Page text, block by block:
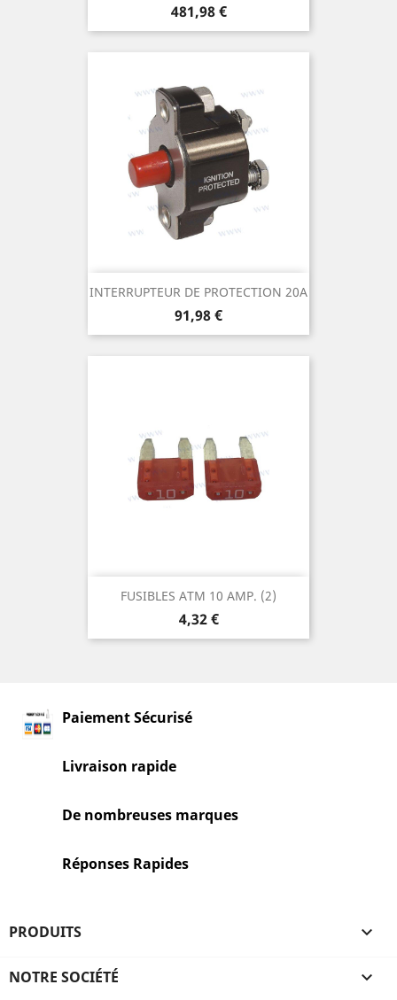
Prix
481,98 €
INTERRUPTEUR DE PROTECTION 20A
Prix
91,98 €
FUSIBLES ATM 10 AMP. (2)
Prix
4,32 €
Paiement Sécurisé
Livraison rapide
De nombreuses marques
Réponses Rapides
PRODUITS 
NOTRE SOCIÉTÉ 